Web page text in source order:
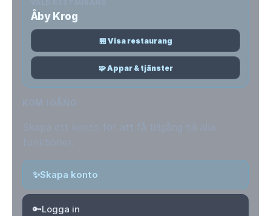
Åby Krog
🏪 Visa restaurang
🧩 Appar & tjänster
✨Skapa konto
🔑Logga in